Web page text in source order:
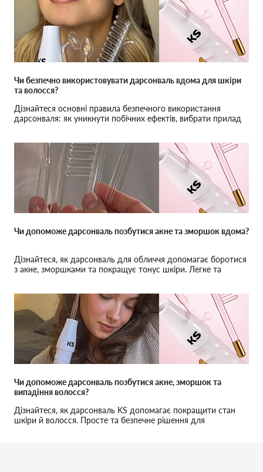
Чи безпечно використовувати дарсонваль вдома для шкіри
та волосся?
Дізнайтеся основні правила безпечного використання
дарсонваля: як уникнути побічних ефектів, вибрати прилад
Чи допоможе дарсонваль позбутися акне та зморшок вдома?
Дізнайтеся, як дарсонваль для обличчя допомагає боротися
з акне, зморшками та покращує тонус шкіри. Легке та
Чи допоможе дарсонваль позбутися акне, зморшок та
випадіння волосся?
Дізнайтеся, як дарсонваль KS допомагає покращити стан
шкіри й волосся. Просте та безпечне рішення для